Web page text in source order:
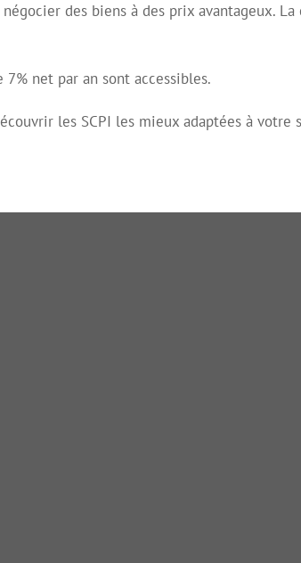
des biens à des prix avantageux.
7% net par an sont accessibles.
les SCPI les mieux adaptées à